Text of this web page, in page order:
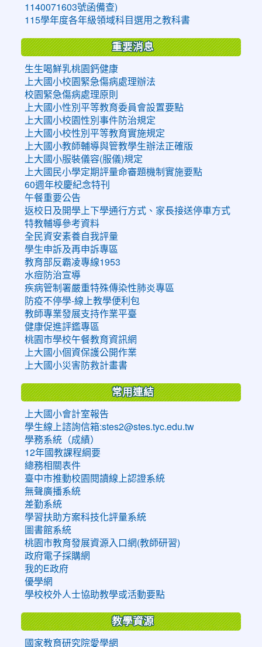
1140071603號函備查)
115學年度各年級領域科目選用之教科書
重要消息
生生喝鮮乳桃園鈣健康
上大國小校園緊急傷病處理辦法
校園緊急傷病處理原則
上大國小性別平等教育委員會設置要點
上大國小校園性別事件防治規定
上大國小校性別平等教育實施規定
上大國小教師輔導與管教學生辦法正確版
上大國小服裝儀容(服儀)規定
上大國民小學定期評量命審題機制實施要點
60週年校慶紀念特刊
午餐重要公告
返校日及開學上下學通行方式、家長接送停車方式
特教輔導參考資料
全民資安素養自我評量
學生申訴及再申訴專區
教育部反霸凌專線1953
水痘防治宣導
疾病管制署嚴重特殊傳染性肺炎專區
防疫不停學-線上教學便利包
教師專業發展支持作業平臺
健康促進評鑑專區
桃園市學校午餐教育資訊網
上大國小個資保護公開作業
上大國小災害防救計畫書
常用連結
上大國小會計室報告
學生線上諮詢信箱:stes2@stes.tyc.edu.tw
學務系統（成績）
12年國教課程綱要
總務相關表件
臺中市推動校園閱讀線上認證系統
無聲廣播系統
差勤系統
學習扶助方案科技化評量系統
圖書館系統
桃園市教育發展資源入口網(教師研習)
政府電子採購網
我的E政府
優學網
學校校外人士協助教學或活動要點
教學資源
國家教育研究院愛學網